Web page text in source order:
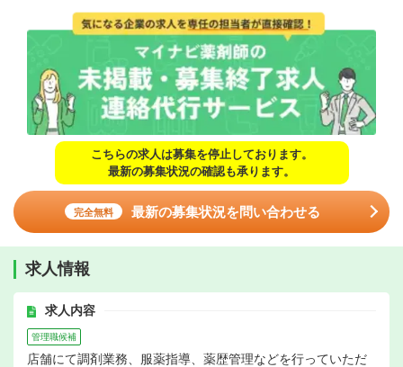
こちらの求人は募集を停止しております。
最新の募集状況の確認も承ります。
完全無料 最新の募集状況を問い合わせる
求人情報
求人内容
管理職候補
店舗にて調剤業務、服薬指導、薬歴管理などを行っていただ